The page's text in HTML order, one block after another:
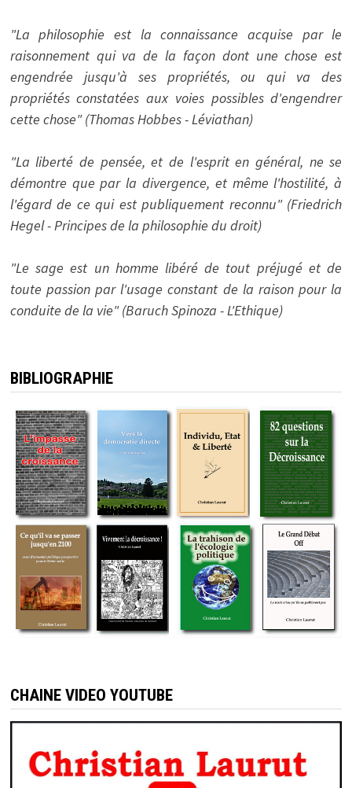
"La philosophie est la connaissance acquise par le
raisonnement qui va de la façon dont une chose est
engendrée jusqu'à ses propriétés, ou qui va des
propriétés constatées aux voies possibles d'engendrer
cette chose" (Thomas Hobbes - Léviathan)
"La liberté de pensée, et de l'esprit en général, ne se
démontre que par la divergence, et même l'hostilité, à
l'égard de ce qui est publiquement reconnu" (Friedrich
Hegel - Principes de la philosophie du droit)
"Le sage est un homme libéré de tout préjugé et de
toute passion par l'usage constant de la raison pour la
conduite de la vie" (Baruch Spinoza - L'Ethique)
BIBLIOGRAPHIE
CHAINE VIDEO YOUTUBE